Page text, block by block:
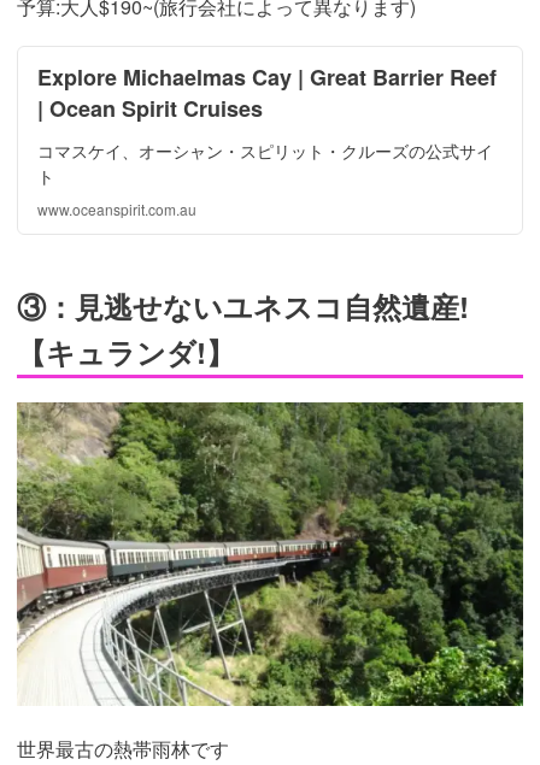
予算:大人$190~(旅行会社によって異なります)
Explore Michaelmas Cay | Great Barrier Reef
| Ocean Spirit Cruises
コマスケイ、オーシャン・スピリット・クルーズの公式サイ
ト
www.oceanspirit.com.au
③：見逃せないユネスコ自然遺産!
【キュランダ!】
世界最古の熱帯雨林です